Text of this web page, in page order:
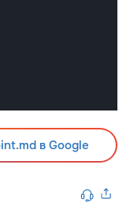
в Google